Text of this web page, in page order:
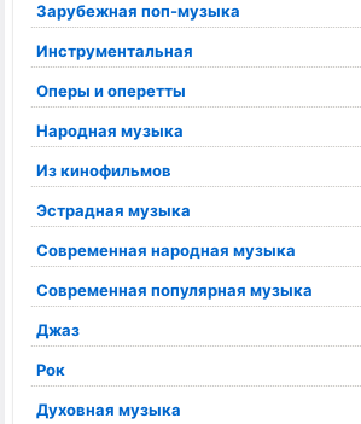
Зарубежная поп-музыка
Инструментальная
Оперы и оперетты
Народная музыка
Из кинофильмов
Эстрадная музыка
Современная народная музыка
Современная популярная музыка
Джаз
Рок
Духовная музыка